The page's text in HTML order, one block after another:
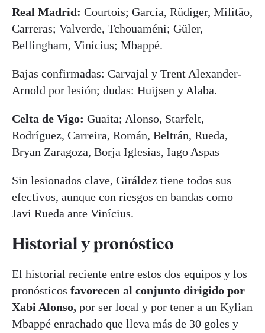
Real Madrid: Courtois; García, Rüdiger, Militão,
Carreras; Valverde, Tchouaméni; Güler,
Bellingham, Vinícius; Mbappé.
Bajas confirmadas: Carvajal y Trent Alexander-
Arnold por lesión; dudas: Huijsen y Alaba.
Celta de Vigo: Guaita; Alonso, Starfelt,
Rodríguez, Carreira, Román, Beltrán, Rueda,
Bryan Zaragoza, Borja Iglesias, Iago Aspas
Sin lesionados clave, Giráldez tiene todos sus
efectivos, aunque con riesgos en bandas como
Javi Rueda ante Vinícius.
Historial y pronóstico
El historial reciente entre estos dos equipos y los
pronósticos favorecen al conjunto dirigido por
Xabi Alonso, por ser local y por tener a un Kylian
Mbappé enrachado que lleva más de 30 goles y